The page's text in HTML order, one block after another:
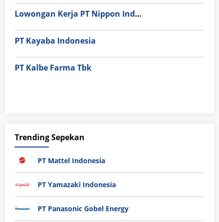
Lowongan Kerja PT Nippon Indosari Corpindo Tbk. Bulan Agustus 2026
PT Kayaba Indonesia
PT Kalbe Farma Tbk
Trending Sepekan
PT Mattel Indonesia
PT Yamazaki Indonesia
PT Panasonic Gobel Energy